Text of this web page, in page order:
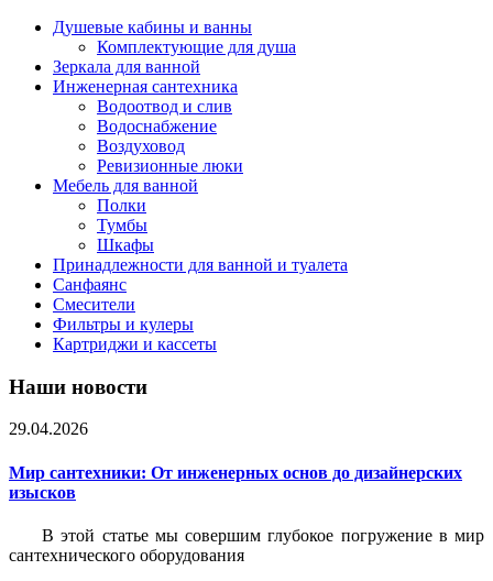
Душевые кабины и ванны
Комплектующие для душа
Зеркала для ванной
Инженерная сантехника
Водоотвод и слив
Водоснабжение
Воздуховод
Ревизионные люки
Мебель для ванной
Полки
Тумбы
Шкафы
Принадлежности для ванной и туалета
Санфаянс
Смесители
Фильтры и кулеры
Картриджи и кассеты
Наши новости
29.04.2026
Мир сантехники: От инженерных основ до дизайнерских
изысков
В этой статье мы совершим глубокое погружение в мир
сантехнического оборудования